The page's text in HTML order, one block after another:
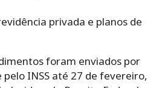
privada e planos de
foram enviados por
pelo INSS até 27 de fevereiro,